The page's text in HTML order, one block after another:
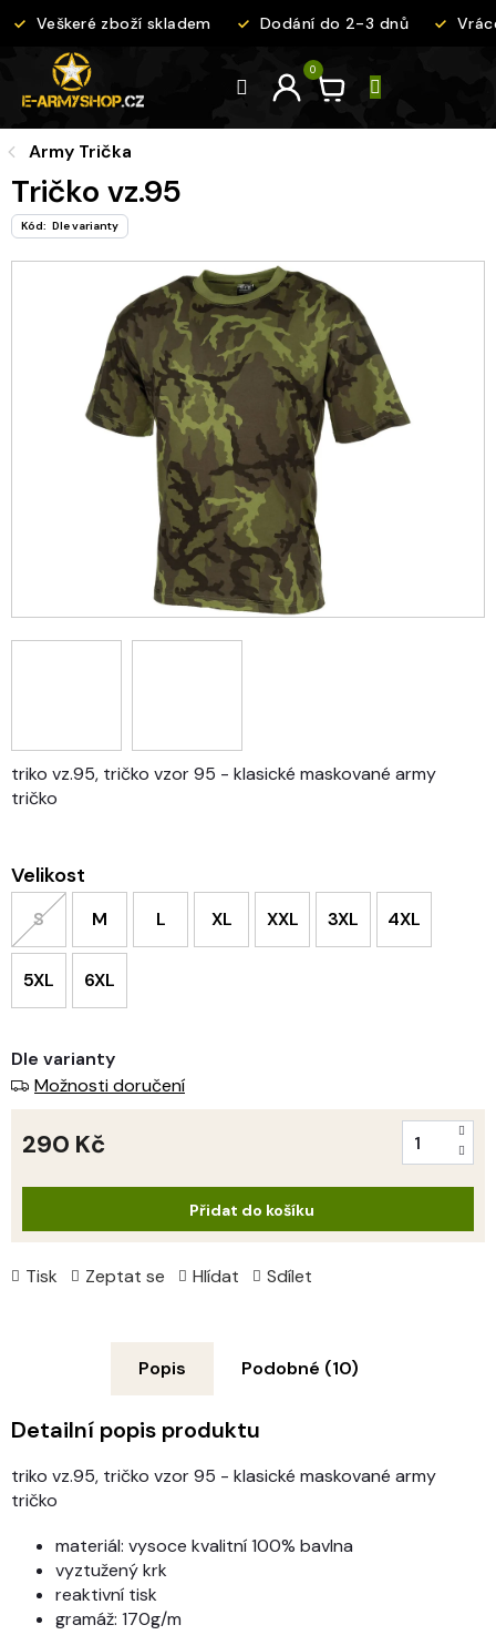
na
Veškeré zboží skladem Dodání do 2-3 dnů
Army Trička
Tričko vz.95
Kód: Dle varianty
Velikost
S M L XL XXL 3XL 4XL
5XL 6XL
triko vz.95, tričko vzor 95 - klasické maskované army
tričko
Tisk Zeptat se Hlídat Sdílet
Dle varianty
Možnosti doručení
290 Kč
Přidat do košíku
Popis Podobné (10)
Detailní popis produktu
triko vz.95, tričko vzor 95 - klasické maskované army
tričko
materiál: vysoce kvalitní 100% bavlna
vyztužený krk
reaktivní tisk
gramáž: 170g/m